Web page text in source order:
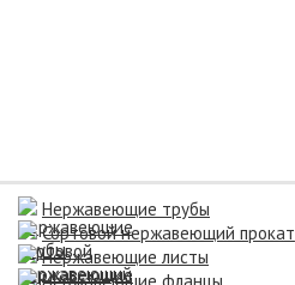
Нержавеющие трубы
Сортовой нержавеющий прокат
Нержавеющие листы
Нержавеющие фланцы